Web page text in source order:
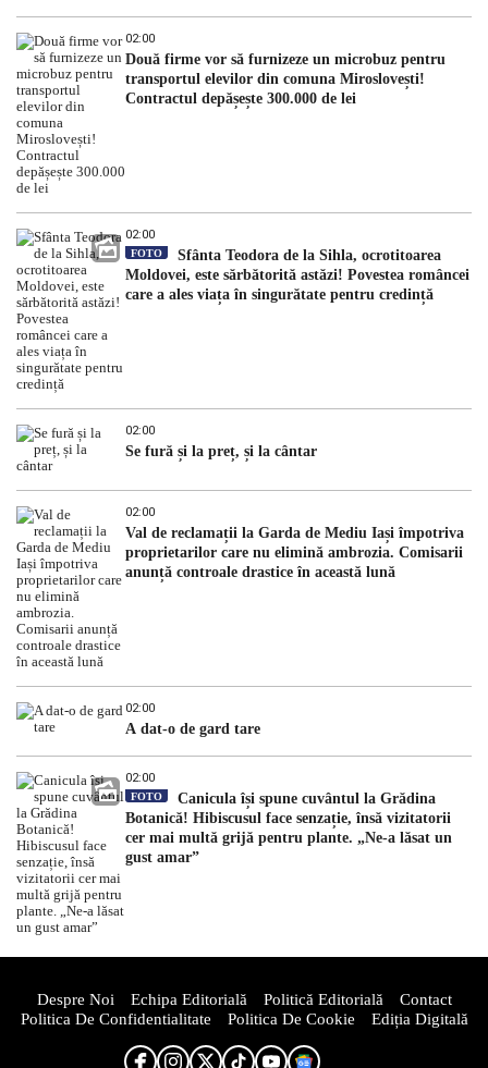
02:00
Două firme vor să furnizeze un microbuz pentru
transportul elevilor din comuna Miroslovești!
Contractul depășește 300.000 de lei
02:00
FOTO
Sfânta Teodora de la Sihla, ocrotitoarea
Moldovei, este sărbătorită astăzi! Povestea româncei
care a ales viața în singurătate pentru credință
02:00
Se fură și la preț, și la cântar
02:00
Val de reclamații la Garda de Mediu Iași împotriva
proprietarilor care nu elimină ambrozia. Comisarii
anunță controale drastice în această lună
02:00
A dat-o de gard tare
02:00
FOTO
Canicula își spune cuvântul la Grădina
Botanică! Hibiscusul face senzație, însă vizitatorii
cer mai multă grijă pentru plante. „Ne-a lăsat un
gust amar”
Despre Noi Echipa Editorială Politică Editorială
Contact
Politica De Confidentialitate
Politica De Cookie Ediția Digitală